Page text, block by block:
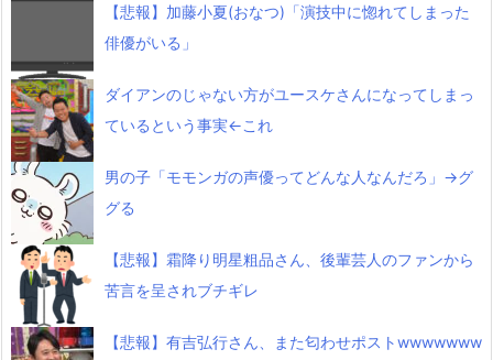
【悲報】加藤小夏(おなつ)「演技中に惚れてしまった
俳優がいる」
ダイアンのじゃない方がユースケさんになってしまっ
ているという事実←これ
男の子「モモンガの声優ってどんな人なんだろ」→グ
グる
【悲報】霜降り明星粗品さん、後輩芸人のファンから
苦言を呈されブチギレ
【悲報】有吉弘行さん、また匂わせポストwwwwwww